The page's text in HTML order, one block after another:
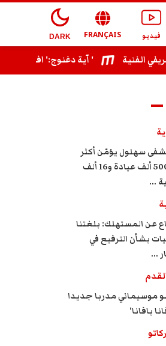
فيديو FRANÇAIS
DARK
سهلول يؤمّن أكثر
من 500 ألف عيادة و16 ألف
...
عن المستهلك: بلغتنا
بشأن الترفيع في
...
موسيماني مدربا جديدا
بافانا'